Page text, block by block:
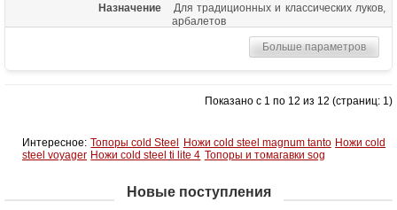
Назначение
Для традиционных и классических луков,
арбалетов
Больше параметров
Показано с 1 по 12 из 12 (страниц: 1)
Интересное: Топоры cold Steel Ножи cold steel magnum tanto Ножи cold
steel voyager Ножи cold steel ti lite 4 Топоры и томагавки sog
Новые поступления